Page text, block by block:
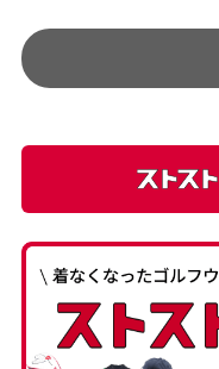
す。